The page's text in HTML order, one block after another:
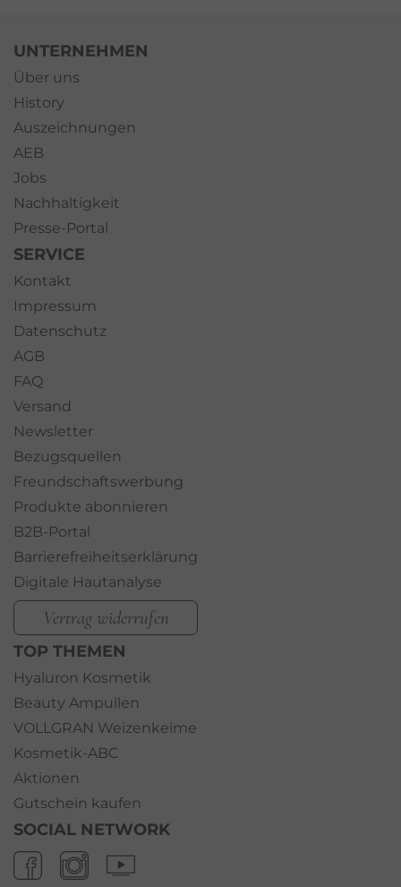
UNTERNEHMEN
Über uns
History
Auszeichnungen
AEB
Jobs
Nachhaltigkeit
Presse-Portal
SERVICE
Kontakt
Impressum
Datenschutz
AGB
FAQ
Versand
Newsletter
Bezugsquellen
Freundschaftswerbung
Produkte abonnieren
B2B-Portal
Barrierefreiheitserklärung
Digitale Hautanalyse
Vertrag widerrufen
TOP THEMEN
Hyaluron Kosmetik
Beauty Ampullen
VOLLGRAN Weizenkeime
Kosmetik-ABC
Aktionen
Gutschein kaufen
SOCIAL NETWORK